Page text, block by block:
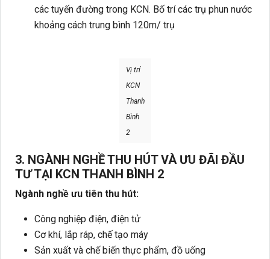
các tuyến đường trong KCN. Bố trí các trụ phun nước
khoảng cách trung bình 120m/ trụ
Vị trí
KCN
Thanh
Bình
2
3. NGÀNH NGHỀ THU HÚT VÀ ƯU ĐÃI ĐẦU
TƯ TẠI KCN THANH BÌNH 2
Ngành nghề ưu tiên thu hút:
Công nghiệp điện, điện tử
Cơ khí, lắp ráp, chế tạo máy
Sản xuất và chế biến thực phẩm, đồ uống